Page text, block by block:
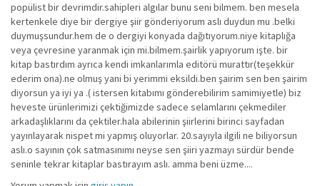
popülist bir devrimdir.sahipleri algılar bunu seni bilmem. ben mesela
kertenkele diye bir dergiye şiir gönderiyorum aslı duydun mu .belki
duymuşsundur.hem de o dergiyi konyada dağıtıyorum.niye kitaplığa
veya çevresine yaranmak için mi.bilmem.şairlik yapıyorum işte. bir
kitap bastırdım ayrıca kendi imkanlarımla editörü murattır(teşekkür
ederim ona).ne olmuş yani bi yerimmi eksildi.ben şairim sen ben şairim
diyorsun ya iyi ya .( istersen kitabımı gönderebilirim samimiyetle) biz
heveste ürünlerimizi çektiğimizde sadece selamlarını çekmediler
arkadaşlıklarını da çektiler.hala abilerinin şiirlerini birinci sayfadan
yayınlayarak nispet mi yapmış oluyorlar. 20.sayıyla ilgili ne biliyorsun
aslı.o sayının çok satmasınımı neyse sen şiiri yazmayı sürdür bende
seninle tekrar kitaplar bastırayım aslı. amma beni üzme....